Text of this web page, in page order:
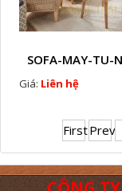
Giá: Liên hệ
FirstPrev